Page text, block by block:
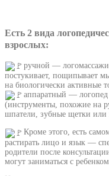
Есть 2 вида
взрослых:
ручной —
постукивает, пощипывает
на биологически активные
аппаратный — логопед
(инструменты, похожие на
шпатели, зубные щетки или
Кроме этого, есть
растирать лицо и язык —
родители после
могут заниматься с